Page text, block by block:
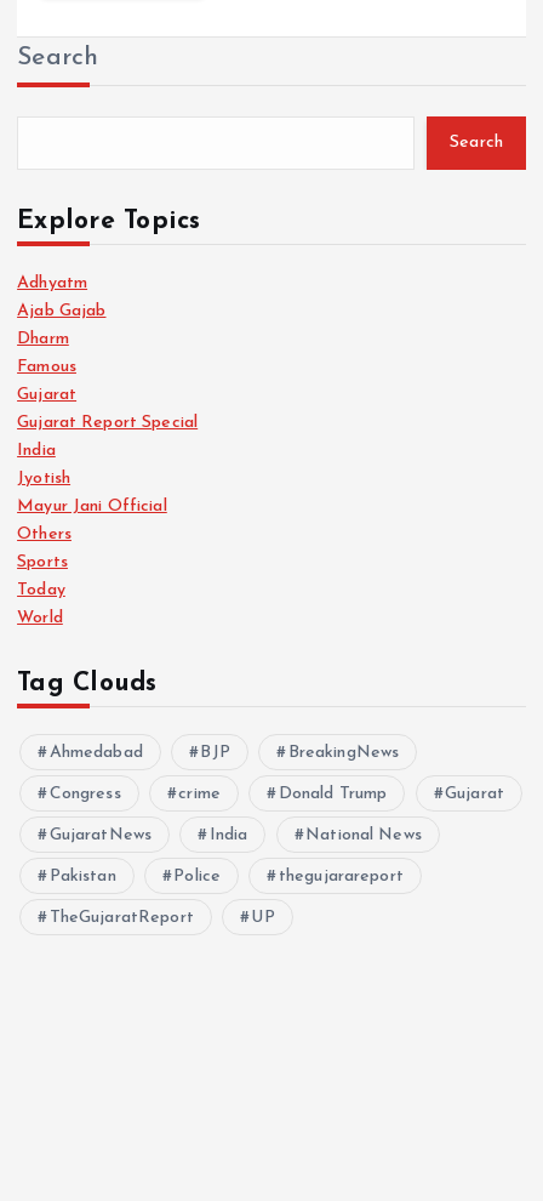
Search
Search
Explore Topics
Adhyatm
Ajab Gajab
Dharm
Famous
Gujarat
Gujarat Report Special
India
Jyotish
Mayur Jani Official
Others
Sports
Today
World
Tag Clouds
Ahmedabad BJP BreakingNews
Congress crime Donald Trump Gujarat
GujaratNews India National News
Pakistan Police thegujarareport
TheGujaratReport UP